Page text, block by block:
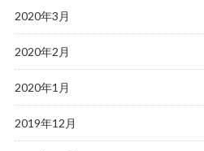
2020年3月
2020年2月
2020年1月
2019年12月